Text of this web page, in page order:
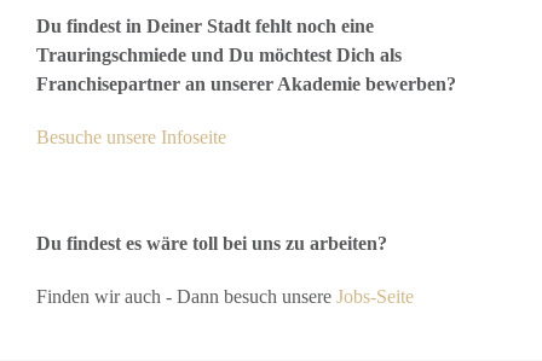
Du findest in Deiner Stadt fehlt noch eine
Trauringschmiede und Du möchtest Dich als
Franchisepartner an unserer Akademie bewerben?
Besuche unsere Infoseite
Du findest es wäre toll bei uns zu arbeiten?
Finden wir auch - Dann besuch unsere Jobs-Seite